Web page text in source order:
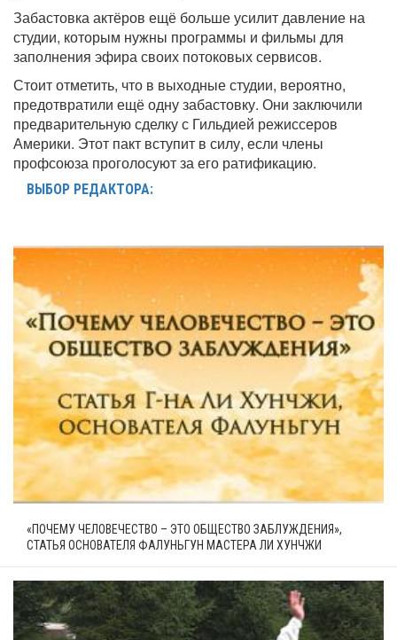
Забастовка актёров ещё больше усилит давление на
студии, которым нужны программы и фильмы для
заполнения эфира своих потоковых сервисов.
Стоит отметить, что в выходные студии, вероятно,
предотвратили ещё одну забастовку. Они заключили
предварительную сделку с Гильдией режиссеров
Америки. Этот пакт вступит в силу, если члены
профсоюза проголосуют за его ратификацию.
ВЫБОР РЕДАКТОРА:
«ПОЧЕМУ ЧЕЛОВЕЧЕСТВО – ЭТО ОБЩЕСТВО ЗАБЛУЖДЕНИЯ»,
СТАТЬЯ ОСНОВАТЕЛЯ ФАЛУНЬГУН МАСТЕРА ЛИ ХУНЧЖИ